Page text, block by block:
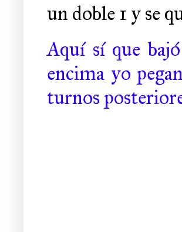
un doble 1 y se
Aquí sí que
encima yo
turnos